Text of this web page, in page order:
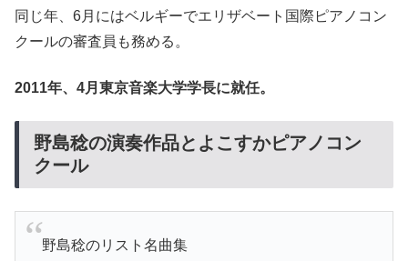
同じ年、6月にはベルギーでエリザベート国際ピアノコン
クールの審査員も務める。
2011年、4月東京音楽大学学長に就任。
野島稔の演奏作品とよこすかピアノコン
クール
野島稔のリスト名曲集